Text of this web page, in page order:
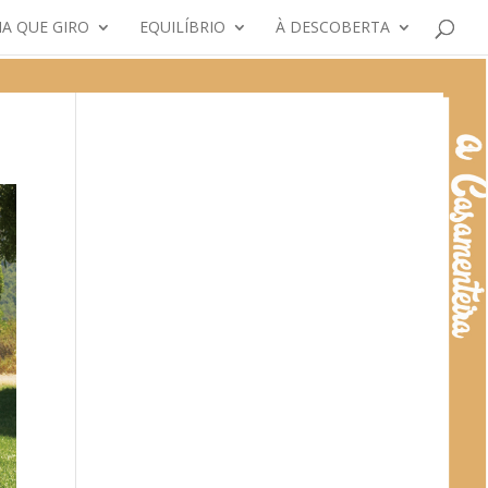
QUE GIRO EQUILÍBRIO À DESCOBERTA